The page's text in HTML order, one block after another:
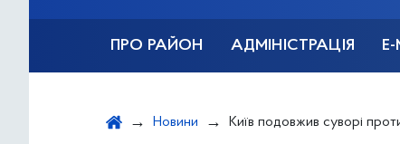
ПРО РАЙОН АДМІНІСТРАЦІЯ
Новини Київ подовжив суворі